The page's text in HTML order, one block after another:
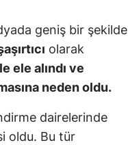
geniş bir şekilde
olarak
ele alındı ve
neden oldu.
dairelerinde
oldu. Bu tür